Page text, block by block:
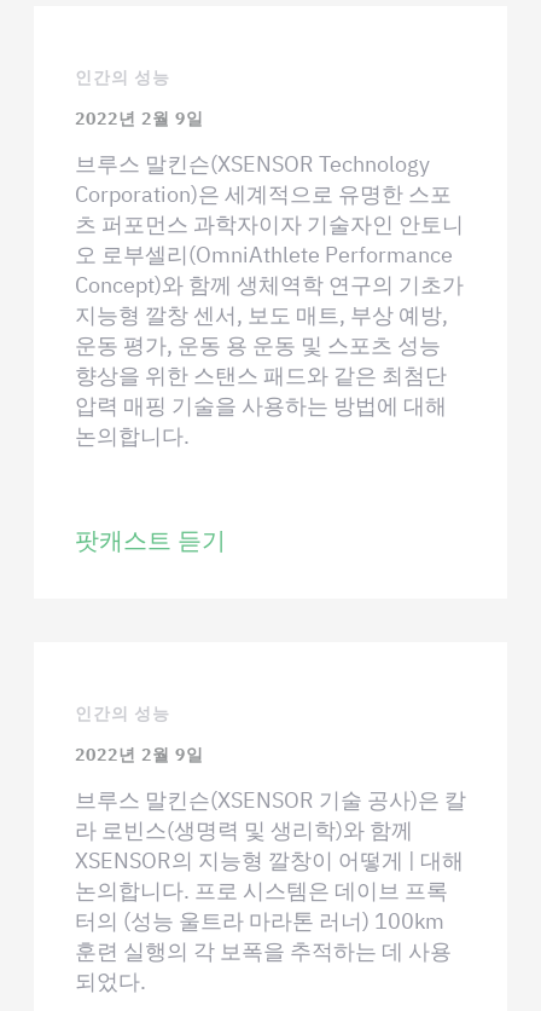
인간의 성능
2022년 2월 9일
브루스 말킨슨(XSENSOR Technology
Corporation)은 세계적으로 유명한 스포
츠 퍼포먼스 과학자이자 기술자인 안토니
오 로부셀리(OmniAthlete Performance
Concept)와 함께 생체역학 연구의 기초가
지능형 깔창 센서, 보도 매트, 부상 예방,
운동 평가, 운동 용 운동 및 스포츠 성능
향상을 위한 스탠스 패드와 같은 최첨단
압력 매핑 기술을 사용하는 방법에 대해
논의합니다.
팟캐스트 듣기
인간의 성능
2022년 2월 9일
브루스 말킨슨(XSENSOR 기술 공사)은 칼
라 로빈스(생명력 및 생리학)와 함께
XSENSOR의 지능형 깔창이 어떻게 | 대해
논의합니다. 프로 시스템은 데이브 프록
터의 (성능 울트라 마라톤 러너) 100km
훈련 실행의 각 보폭을 추적하는 데 사용
되었다.